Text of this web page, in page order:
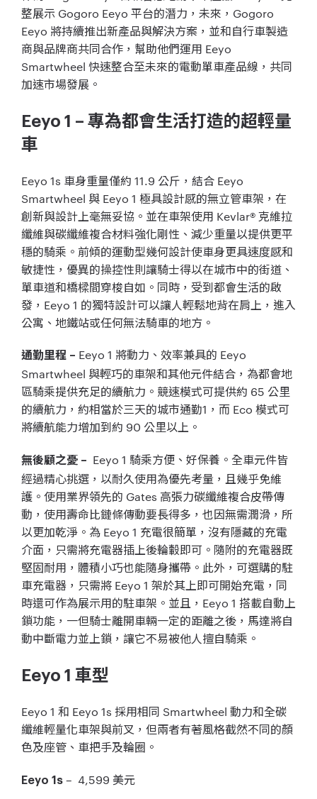
整展示 Gogoro Eeyo 平台的潛力，未來， Gogoro
Eeyo 將持續推出新產品與解決方案， 並和自行車製造
商與品牌商共同合作，幫助他們運用 Eeyo
Smartwheel 快速整合至未來的電動單車產品線， 共同
加速市場發展。
Eeyo 1 – 專為都會生活打造的超輕量
車
Eeyo 1s 車身重量僅約 11.9 公斤，結合 Eeyo
Smartwheel 與 Eeyo 1 極具設計感的無立管車架，在
創新與設計上毫無妥協。 並在車架使用 Kevlar®克維拉
纖維與碳纖維複合材料強化剛性、減少重量以提供更平
穩的騎乘。 前傾的運動型幾何設計使車身更具速度感和
敏捷性， 優異的操控性則讓騎士得以在城市中的街道、
單車道和橋樑間穿梭自如。同時，受到都會生活的啟
發， Eeyo 1 的獨特設計可以讓人輕鬆地背在肩上，進入
公寓、 地鐵站或任何無法騎車的地方。
通勤里程 – Eeyo 1 將動力、效率兼具的 Eeyo
Smartwheel 與輕巧的車架和其他元件結合， 為都會地
區騎乘提供充足的續航力。競速模式可提供約 65 公里
的續航力，約相當於三天的城市通勤1 ，而 Eco 模式可
將續航能力增加到約 90 公里以上。
無後顧之憂 – Eeyo 1 騎乘方便、好保養。全車元件皆
經過精心挑選， 以耐久使用為優先考量，且幾乎免維
護。使用業界領先的 Gates 高張力碳纖維複合皮帶傳
動， 使用壽命比鏈條傳動要長得多，也因無需潤滑，所
以更加乾淨。為 Eeyo 1 充電很簡單，沒有隱藏的充電
介面， 只需將充電器插上後輪轂即可。隨附的充電器既
堅固耐用， 體積小巧也能隨身攜帶。此外，可選購的駐
車充電器，只需將 Eeyo 1 架於其上即可開始充電，同
時還可作為展示用的駐車架。並且， Eeyo 1 搭載自動上
鎖功能，一但騎士離開車輛一定的距離之後， 馬達將自
動中斷電力並上鎖，讓它不易被他人擅自騎乘。
Eeyo 1 車型
Eeyo 1 和 Eeyo 1s 採用相同 Smartwheel 動力和全碳
纖維輕量化車架與前叉，但兩者有著風格截然不同的顏
色及座管、車把手及輪圈。
Eeyo 1s – 4,599 美元